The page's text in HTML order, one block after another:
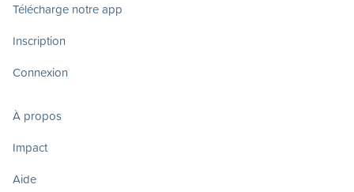
Télécharge notre app
Inscription
Connexion
À propos
Impact
Aide